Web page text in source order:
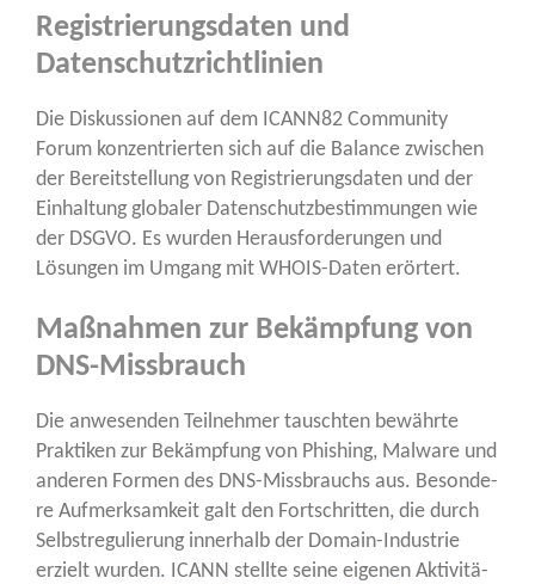
Registrierungsdaten und
Datenschutzrichtlinien
Die Dis­kus­sio­nen auf dem ICANN82 Com­mu­ni­ty
Forum kon­zen­trier­ten sich auf die Balan­ce zwi­schen
der Bereit­stel­lung von Regis­trie­rungs­da­ten und der
Ein­hal­tung glo­ba­ler Daten­schutz­be­stim­mun­gen wie
der DSGVO. Es wur­den Her­aus­for­de­run­gen und
Lösun­gen im Umgang mit WHOIS-Daten erörtert.
Maßnahmen zur Bekämpfung von
DNS-Missbrauch
Die anwe­sen­den Teil­neh­mer tausch­ten bewähr­te
Prak­ti­ken zur Bekämp­fung von Phis­hing, Mal­wa­re und
ande­ren For­men des DNS-Miss­brauchs aus. Beson­de­
re Auf­merk­sam­keit galt den Fort­schrit­ten, die durch
Selbst­re­gu­lie­rung inner­halb der Domain-Indus­trie
erzielt wur­den. ICANN stell­te sei­ne eige­nen Akti­vi­tä­